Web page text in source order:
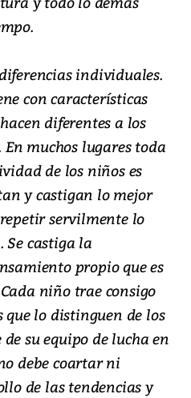
individuales.
con características
diferentes a los
En muchos lugares toda
de los niños es
y castigan lo mejor
servilmente lo
Se castiga la
propio que es
niño trae consigo
lo distinguen de los
su equipo de lucha en
debe coartar ni
de las tendencias y